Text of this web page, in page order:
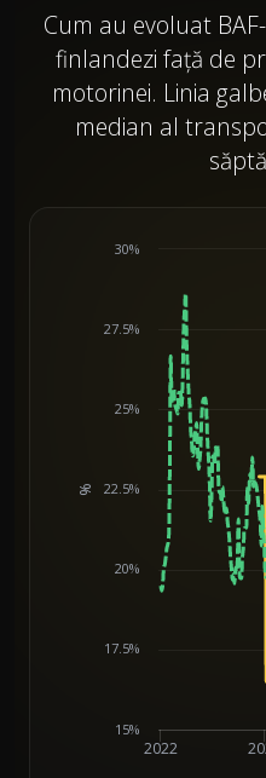
Cum au evoluat
finlandezi față de
motorinei. Linia
median al
%
2022
15%
17.5%
20%
22.5%
25%
27.5%
30%